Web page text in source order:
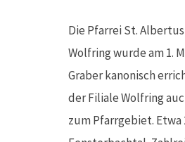
Die Pfarrei St.
Wolfring wurde am 1.
Graber kanonisch
der Filiale Wolfring
zum Pfarrgebiet. Etwa